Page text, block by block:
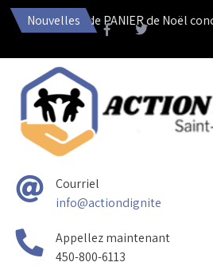
Nouvellesde PANIER de Noël
Courriel
info@actiondignite
Appellez maintenant
450-800-6113